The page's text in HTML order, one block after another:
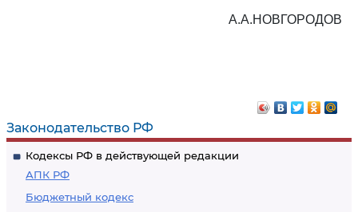
Законодательство РФ
Кодексы РФ в действующей редакции
АПК РФ
Бюджетный кодекс
А.А.НОВГОРОДОВ